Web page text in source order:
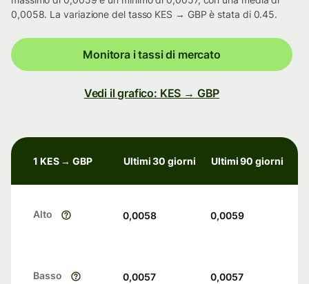
0,0058. La variazione del tasso KES → GBP è stata di 0.45.
Monitora i tassi di mercato
Vedi il grafico: KES → GBP
1 KES → GBP Ultimi 30 giorni Ultimi 90 giorni
Alto 0,0058 0,0059
Basso 0,0057 0,0057